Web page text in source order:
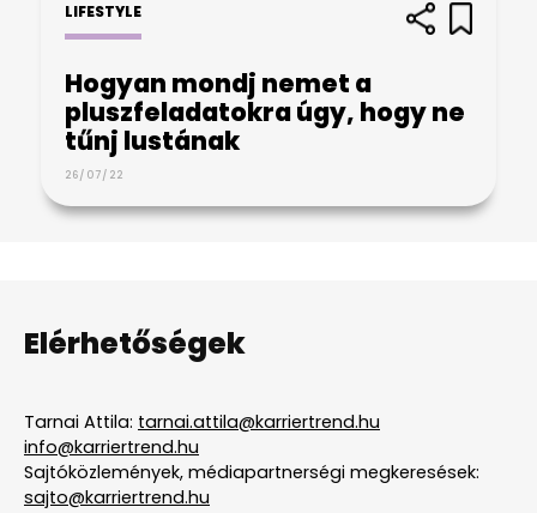
LIFESTYLE
Hogyan mondj nemet a
pluszfeladatokra úgy, hogy ne
tűnj lustának
26/07/22
Elérhetőségek
Tarnai Attila: tarnai.attila@karriertrend.hu
info@karriertrend.hu
Sajtóközlemények, médiapartnerségi megkeresések:
sajto@karriertrend.hu